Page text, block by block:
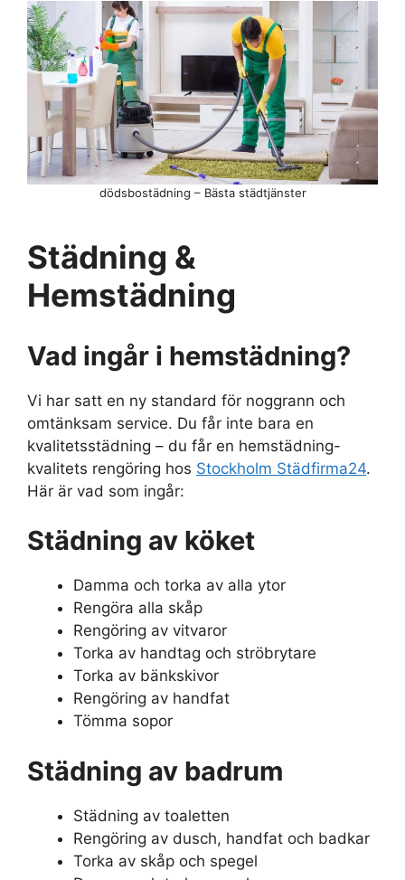
dödsbostädning – Bästa städtjänster
Städning &
Hemstädning
Vad ingår i hemstädning?
Vi har satt en ny standard för noggrann och
omtänksam service. Du får inte bara en
kvalitetsstädning – du får en hemstädning-
kvalitets rengöring hos Stockholm Städfirma24.
Här är vad som ingår:
Städning av köket
Damma och torka av alla ytor
Rengöra alla skåp
Rengöring av vitvaror
Torka av handtag och ströbrytare
Torka av bänkskivor
Rengöring av handfat
Tömma sopor
Städning av badrum
Städning av toaletten
Rengöring av dusch, handfat och badkar
Torka av skåp och spegel